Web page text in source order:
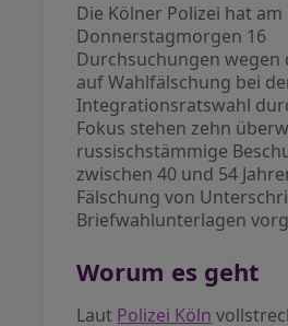
Die Kölner Polizei hat am
Donnerstagmorgen 16
Durchsuchungen wegen
auf Wahlfälschung bei
Integrationsratswahl
Fokus stehen zehn
russischstämmige
zwischen 40 und 54
Fälschung von
Briefwahlunterlagen
Worum es geht
Laut Polizei Köln